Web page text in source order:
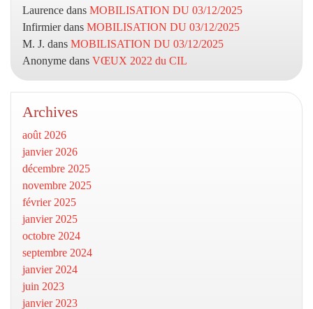
Laurence dans MOBILISATION DU 03/12/2025
Infirmierdans MOBILISATION DU 03/12/2025
M. J. dans MOBILISATION DU 03/12/2025
Anonyme dans VŒUX 2022 du CIL
Archives
août 2026
janvier 2026
décembre 2025
novembre 2025
février 2025
janvier 2025
octobre 2024
septembre 2024
janvier 2024
juin 2023
janvier 2023